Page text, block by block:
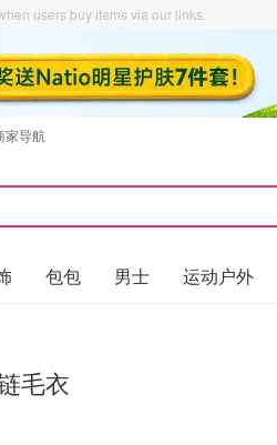
users buy items via our links.
家导航
包包 男士 运动户外
毛衣